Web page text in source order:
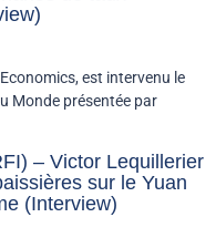
est intervenu le
Monde présentée par
– Victor Lequillerier
sur le Yuan
(Interview)